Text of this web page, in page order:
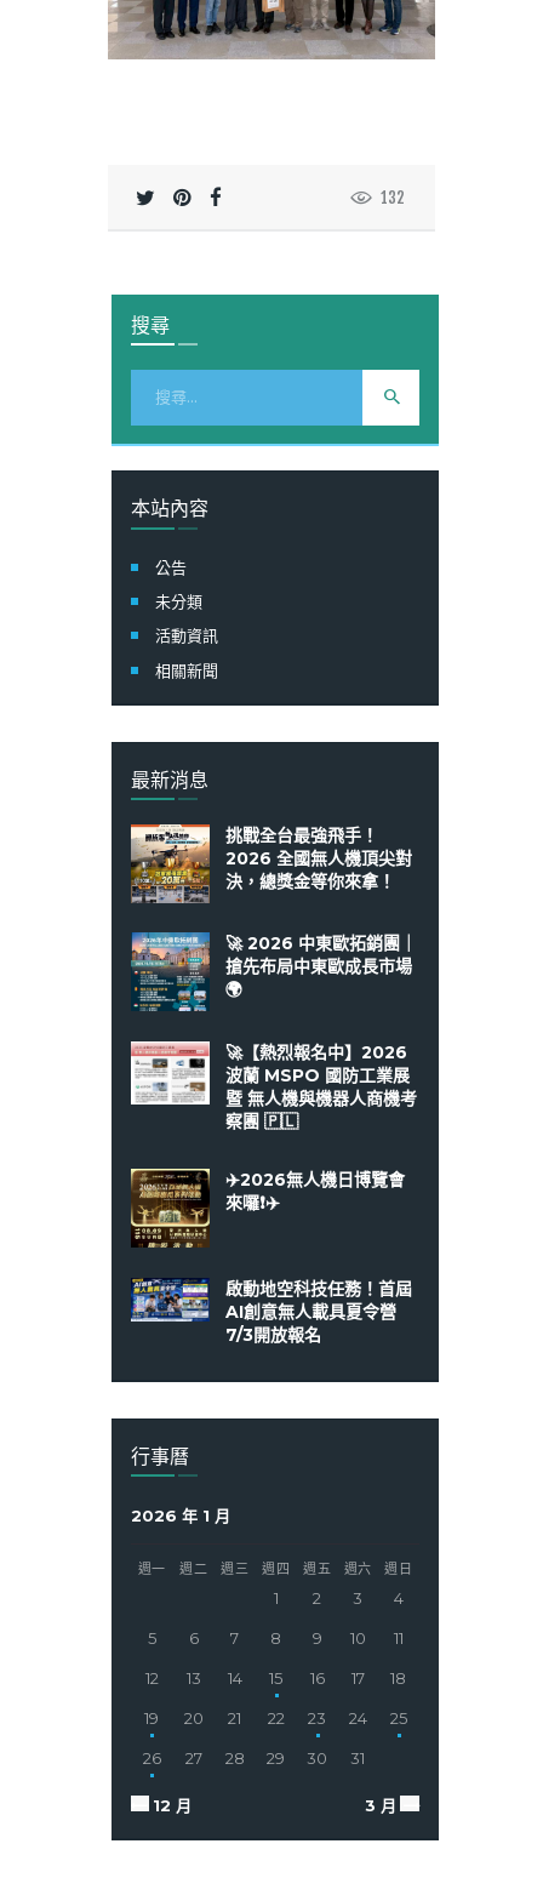
132
搜尋
關
鍵
字:
本站內容
公告
未分類
活動資訊
相關新聞
最新消息
挑戰全台最強飛手！
2026 全國無人機頂尖對
決，總獎金等你來拿！
🚀 2026 中東歐拓銷團｜
搶先布局中東歐成長市場
🌍
🚀【熱烈報名中】2026
波蘭 MSPO 國防工業展
暨 無人機與機器人商機考
察團 🇵🇱
✈️2026無人機日博覽會
來囉❗️✈️
啟動地空科技任務！首屆
AI創意無人載具夏令營
7/3開放報名
行事曆
2026 年 1 月
週一 週二 週三 週四 週五 週六 週日
1 2 3 4
5 6 7 8 9 10 11
12 13 14 15 16 17 18
19 20 21 22 23 24 25
26 27 28 29 30 31
« 12 月 3 月 »